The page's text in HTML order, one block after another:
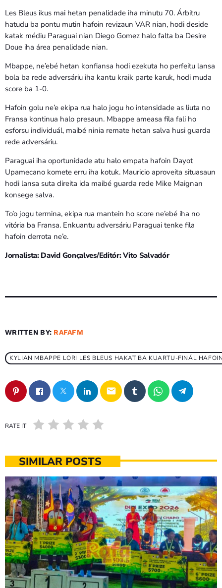
Les Bleus ikus mai hetan penalidade iha minutu 70. Árbitru
hatudu ba pontu mutin hafoin revizaun VAR nian, hodi deside
katak médiu Paraguai nian Diego Gomez halo falta ba Desire
Doue iha área penalidade nian.
Mbappe, ne’ebé hetan konfiansa hodi ezekuta ho perfeitu lansa
bola ba rede adversáriu iha kantu kraik parte karuk, hodi muda
score ba 1-0.
Hafoin golu ne’e ekipa rua halo jogu ho intensidade as liuta no
Fransa kontinua halo presaun. Mbappe ameasa fila fali ho
esforsu individuál, maibé ninia remate hetan salva husi guarda
rede adversáriu.
Paraguai iha oportunidade atu halo empata hafoin Dayot
Upamecano komete erru iha kotuk. Mauricio aproveita situasaun
hodi lansa suta direita ida maibé guarda rede Mike Maignan
konsege salva.
To’o jogu termina, ekipa rua mantein ho score ne’ebé iha no
vitória ba Fransa. Enkuantu adversáriu Paraguai tenke fila
hafoin derrota ne’e.
Jornalista: David Gonçalves/Editór: Vito Salvadór
WRITTEN BY: RAFAFM
KYLIAN MBAPPE LORI LES BLEUS HAKAT BA KUARTU-FINÁL
email
RATE IT
SIMILAR POSTS